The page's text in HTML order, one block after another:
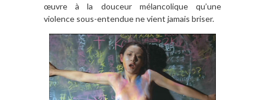
œuvre à la douceur mélancolique qu’une
violence sous-entendue ne vient jamais briser.